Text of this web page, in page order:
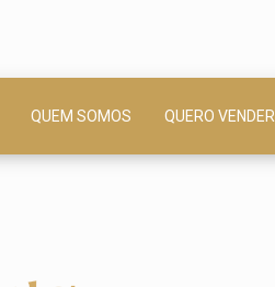
QUEM SOMOS QUERO VENDER